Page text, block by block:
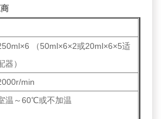
（50ml×6×2或20ml×6×5适
器）
min
温～60℃或不加温